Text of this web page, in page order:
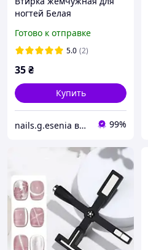
ногтей Белая
Готово к отправке
5.0 (2)
35₴
Купить
nails.g.esenia все для маникюра 99%